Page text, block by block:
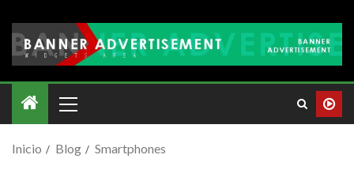
Inicio Blog Smartphones